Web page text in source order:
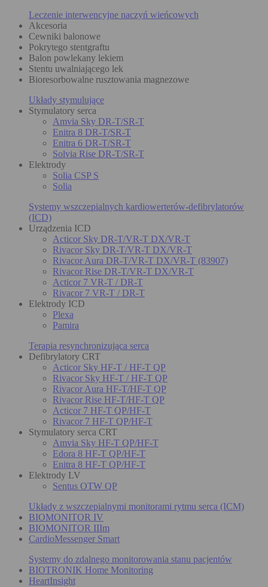
Leczenie interwencyjne naczyń wieńcowych
Akcesoria
Cewniki balonowe
Pokrytego stentgraftu
Balon powlekany lekiem
Stentu uwalniającego lek
Bioresorbowalne rusztowania magnezowe
Układy stymulujące
Stymulatory serca
Amvia Sky DR-T/SR-T
Enitra 8 DR-T/SR-T
Enitra 6 DR-T/SR-T
Solvia Rise DR-T/SR-T
Elektrody
Solia CSP S
Solia
Systemy wszczepialnych kardiowerterów-defibrylatorów
(ICD)
Urządzenia ICD
Acticor Sky DR-T/VR-T DX/VR-T
Rivacor Sky DR-T/VR-T DX/VR-T
Rivacor Aura DR-T/VR-T DX/VR-T (83907)
Rivacor Rise DR-T/VR-T DX/VR-T
Acticor 7 VR-T / DR-T
Rivacor 7 VR-T / DR-T
Elektrody ICD
Plexa
Pamira
Terapia resynchronizująca serca
Defibrylatory CRT
Acticor Sky HF-T / HF-T QP
Rivacor Sky HF-T / HF-T QP
Rivacor Aura HF-T/HF-T QP
Rivacor Rise HF-T/HF-T QP
Acticor 7 HF-T QP/HF-T
Rivacor 7 HF-T QP/HF-T
Stymulatory serca CRT
Amvia Sky HF-T QP/HF-T
Edora 8 HF-T QP/HF-T
Enitra 8 HF-T QP/HF-T
Elektrody LV
Sentus OTW QP
Układy z wszczepialnymi monitorami rytmu serca (ICM)
BIOMONITOR IV
BIOMONITOR IIIm
CardioMessenger Smart
Systemy do zdalnego monitorowania stanu pacjentów
BIOTRONIK Home Monitoring
HeartInsight